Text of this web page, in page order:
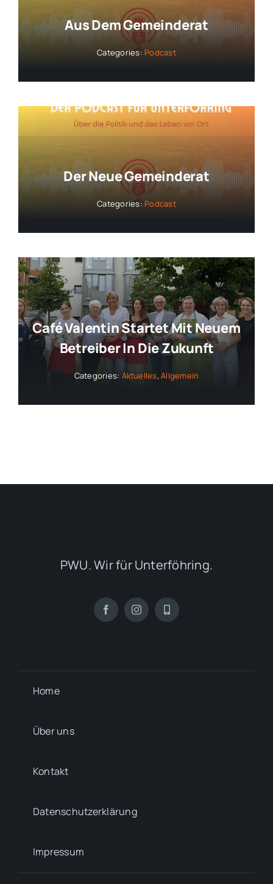
Aus Dem Gemeinderat
Categories: Podcast
Der Neue Gemeinderat
Categories: Podcast
Café Valentin Startet Mit Neuem
Betreiber In Die Zukunft
Categories: Aktuelles,Allgemein
PWU. Wir für Unterföhring.
Home
Über uns
Kontakt
Datenschutzerklärung
Impressum